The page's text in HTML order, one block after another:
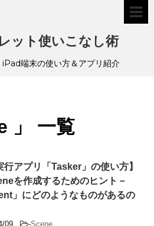
ット使いこなし術
端末の使い方＆アプリ紹介
」 一覧
行アプリ「Tasker」の使い方】
を作成するためのヒント－
」にどのようなものがあるの
09 -Scene